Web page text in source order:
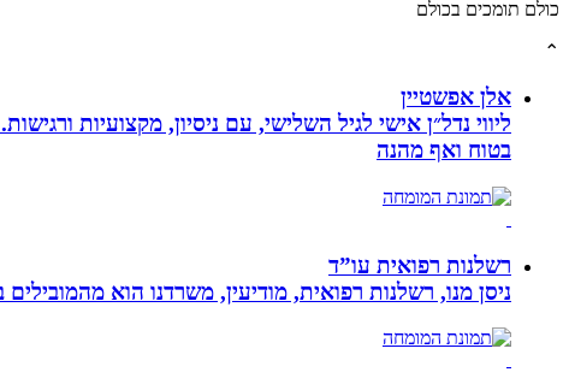
כולם תומכים בכולם
⌃
אלן אפשטיין
ליווי נדל״ן אישי לגיל השלישי, עם ניסיון, מקצועיות
בטוח ואף מהנה
רשלנות רפואית עו”ד
ניסן מנו, רשלנות רפואית, מודיעין, משרדנו הוא